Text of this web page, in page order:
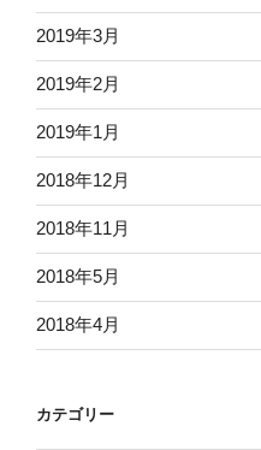
2019年3月
2019年2月
2019年1月
2018年12月
2018年11月
2018年5月
2018年4月
カテゴリー